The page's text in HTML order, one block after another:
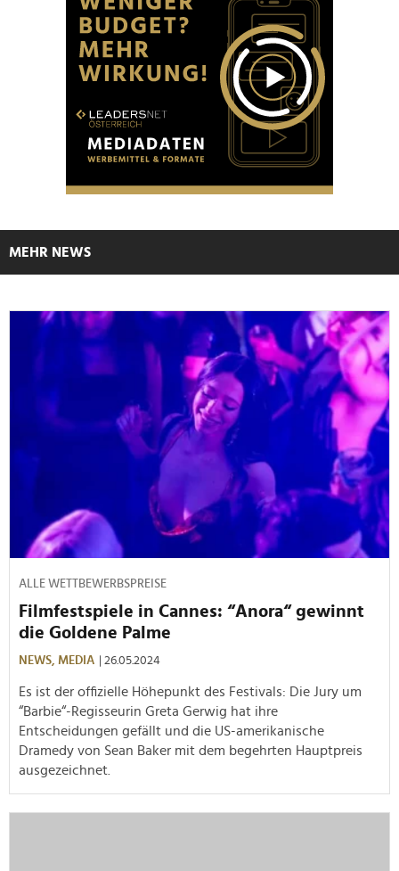
MEHR NEWS
ALLE WETTBEWERBSPREISE
Filmfestspiele in Cannes: “Anora“ gewinnt
die Goldene Palme
NEWS, MEDIA | 26.05.2024
Es ist der offizielle Höhepunkt des Festivals: Die Jury um
“Barbie“-Regisseurin Greta Gerwig hat ihre
Entscheidungen gefällt und die US-amerikanische
Dramedy von Sean Baker mit dem begehrten Hauptpreis
ausgezeichnet.